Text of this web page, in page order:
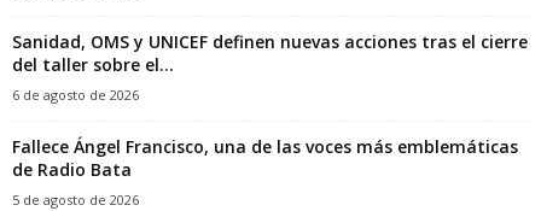
Sanidad, OMS y UNICEF definen nuevas acciones tras el cierre
del taller sobre el...
6 de agosto de 2026
Fallece Ángel Francisco, una de las voces más emblemáticas
de Radio Bata
5 de agosto de 2026